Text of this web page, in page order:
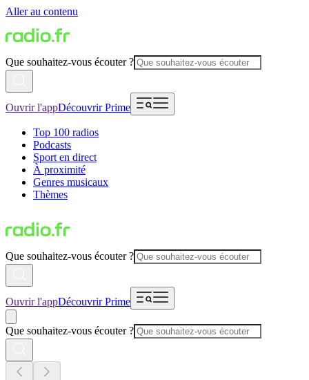
Aller au contenu
Que souhaitez-vous écouter ?
Ouvrir l'appDécouvrir Prime
Top 100 radios
Podcasts
Sport en direct
À proximité
Genres musicaux
Thèmes
Que souhaitez-vous écouter ?
Ouvrir l'appDécouvrir Prime
Que souhaitez-vous écouter ?